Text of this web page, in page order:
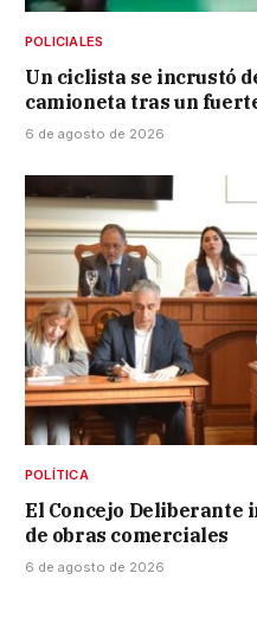
POLICIALES
Un ciclista se incrustó
camioneta tras un
6 de agosto de 2026
POLÍTICA
El Concejo Deliberante
de obras comerciales
6 de agosto de 2026